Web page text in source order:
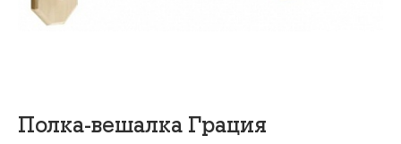
Полка-вешалка Грация